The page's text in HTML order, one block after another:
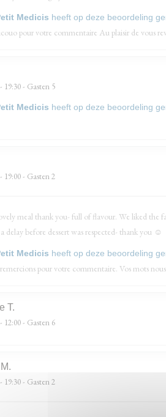
Medicis heeft op deze beoordeling
pour votre commentaire Au plaisir de vous
- 19:30 - Gasten 5
Medicis heeft op deze beoordeling
- 19:00 - Gasten 2
meal thank you- full of flavour. We liked the
delay before dessert was respected- thank you ☺️
Medicis heeft op deze beoordeling
pour votre commentaire. Vos mots
T
- 12:00 - Gasten 6
M
- 19:30 - Gasten 2